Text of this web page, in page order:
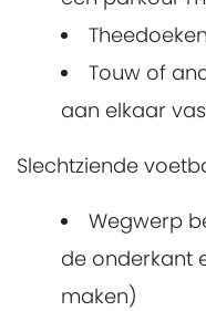
Touw of
aan elkaar
Slechtziende
Wegwerp
de onderkant
maken)